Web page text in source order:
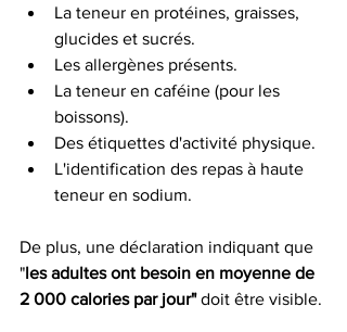
La teneur en protéines, graisses,
glucides et sucrés.
Les allergènes présents.
La teneur en caféine (pour les
boissons).
Des étiquettes d'activité physique.
L'identification des repas à haute
teneur en sodium.
De plus, une déclaration indiquant que
"les adultes ont besoin en moyenne de
2 000 calories par jour" doit être visible.